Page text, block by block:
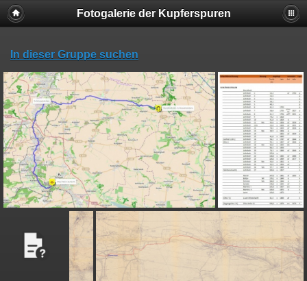
Fotogalerie der Kupferspuren
In dieser Gruppe suchen